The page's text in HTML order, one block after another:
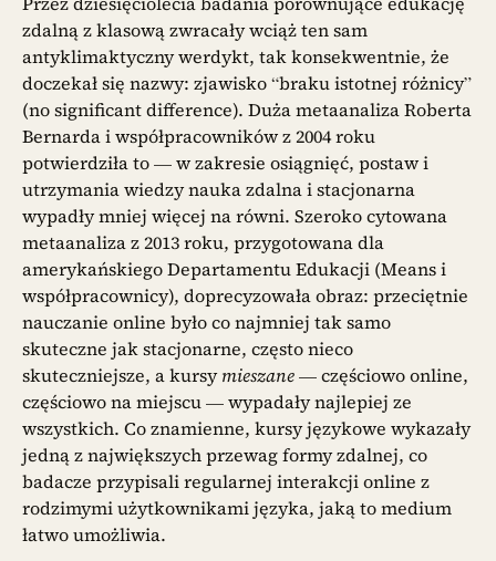
zdalną z klasową zwracały wciąż ten sam
antyklimaktyczny werdykt, tak konsekwentnie, że
doczekał się nazwy: zjawisko “braku istotnej różnicy”
(no significant difference). Duża metaanaliza Roberta
Bernarda i współpracowników z 2004 roku
potwierdziła to — w zakresie osiągnięć, postaw i
utrzymania wiedzy nauka zdalna i stacjonarna
wypadły mniej więcej na równi. Szeroko cytowana
metaanaliza z 2013 roku, przygotowana dla
amerykańskiego Departamentu Edukacji (Means i
współpracownicy), doprecyzowała obraz: przeciętnie
nauczanie online było co najmniej tak samo
skuteczne jak stacjonarne, często nieco
skuteczniejsze, a kursymieszane— częściowo online,
częściowo na miejscu — wypadały najlepiej ze
wszystkich. Co znamienne, kursy językowe wykazały
jedną z największych przewag formy zdalnej, co
badacze przypisali regularnej interakcji online z
rodzimymi użytkownikami języka, jaką to medium
łatwo umożliwia.